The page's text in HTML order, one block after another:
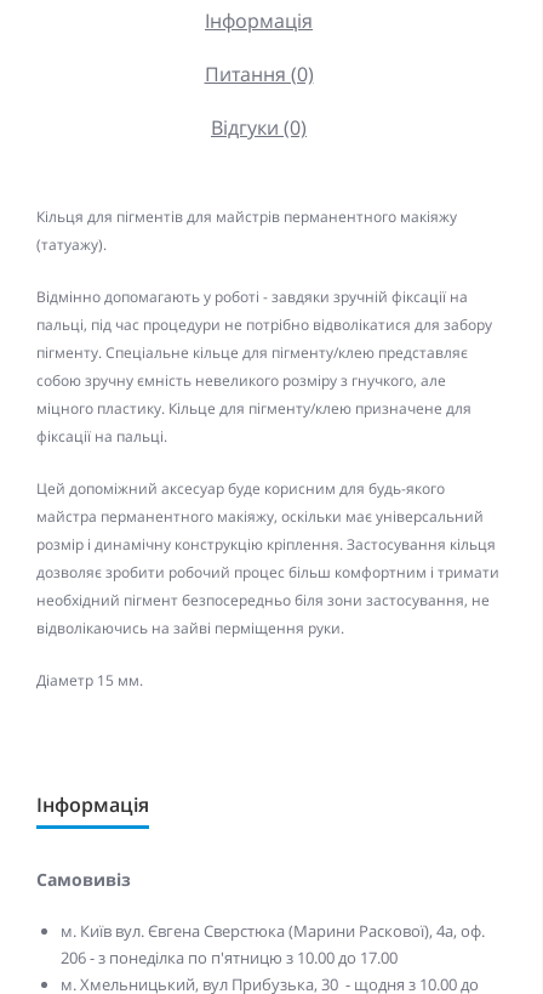
Інформація
Питання (0)
Відгуки (0)
Кільця для пігментів для майстрів перманентного макіяжу
(татуажу).
Відмінно допомагають у роботі - завдяки зручній фіксації на
пальці, під час процедури не потрібно відволікатися для забору
пігменту. Спеціальне кільце для пігменту/клею представляє
собою зручну ємність невеликого розміру з гнучкого, але
міцного пластику. Кільце для пігменту/клею призначене для
фіксації на пальці.
Цей допоміжний аксесуар буде корисним для будь-якого
майстра перманентного макіяжу, оскільки має універсальний
розмір і динамічну конструкцію кріплення. Застосування кільця
дозволяє зробити робочий процес більш комфортним і тримати
необхідний пігмент безпосередньо біля зони застосування, не
відволікаючись на зайві перміщення руки.
Діаметр 15 мм.
Інформація
Самовивіз
м. Київ вул. Євгена Сверстюка (Марини Раскової), 4а, оф.
206 - з понеділка по п'ятницю з 10.00 до 17.00
м. Хмельницький, вул Прибузька, 30 - щодня з 10.00 до